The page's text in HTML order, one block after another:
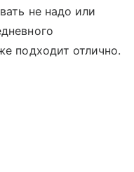
не надо или
подходит отлично.